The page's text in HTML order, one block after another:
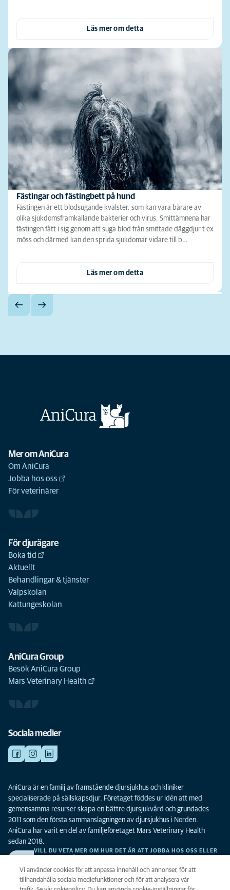
Läs mer om detta
Fästingar och fästingbett på hund
Fästingen är ett blodsugande kvalster, som kan vara bärare av
olika sjukdomsframkallande bakterier och virus. Smittämnena har
fästingen fått i sig genom att suga blod från smittade däggdjur t ex
möss och därmed kan den sprida sjukdomar vidare till b…
Läs mer om detta
Mer om AniCura
Om AniCura
Jobba hos oss
För veterinärer
För djurägare
Boka tid
Aktuellt
Behandlingar & tjänster
Valpskolan
Kattungeskolan
AniCura Group
Besök AniCura Group
Mars Veterinary Health
Sociala medier
AniCura är en familj av framstående djursjukhus och kliniker
specialiserade på sällskapsdjur. Företaget föddes ur idén att med
gemensamma resurser skapa en bättre djursjukvård och grundades
2011 som den första sammanslagningen av djursjukhus i Norden.
AniCura har varit en del av familjeföretaget Mars Veterinary Health
sedan 2018.
VILL DU VETA MER OM HUR DET ÄR ATT JOBBA HOS OSS ELLER
Vi använder cookies för att anpassa innehåll och annonser, för att
tillhandahålla sociala mediefunktioner och för att analysera vår